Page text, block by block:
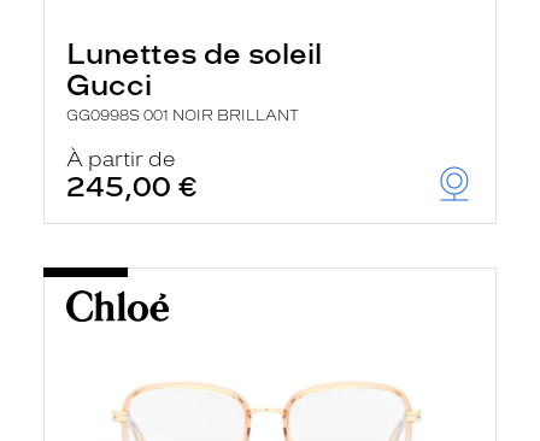
Lunettes de soleil
Gucci
GG0998S 001 NOIR BRILLANT
À partir de
245,00 €